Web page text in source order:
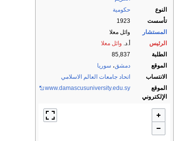
النوع
حكومية
تأسست
1923
المستشار
وائل معلا
الرئيس
أ.د. وائل معلا
الطلبة
85,837
الموقع
دمشق، سوريا
الانتساب
اتحاد جامعات العالم الاسلامي
الموقع
الإلكتروني
www.damascusuniversity.edu.sy